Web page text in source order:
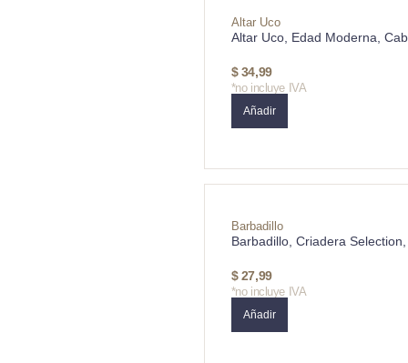
Altar Uco
Altar Uco, Edad Moderna,
$34,99
*no incluye IVA
Añadir
Barbadillo
Barbadillo, Criadera
$27,99
*no incluye IVA
Añadir